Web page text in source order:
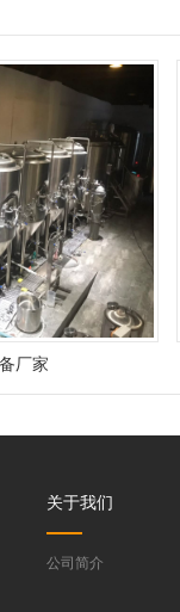
厂家
关于我们
公司简介